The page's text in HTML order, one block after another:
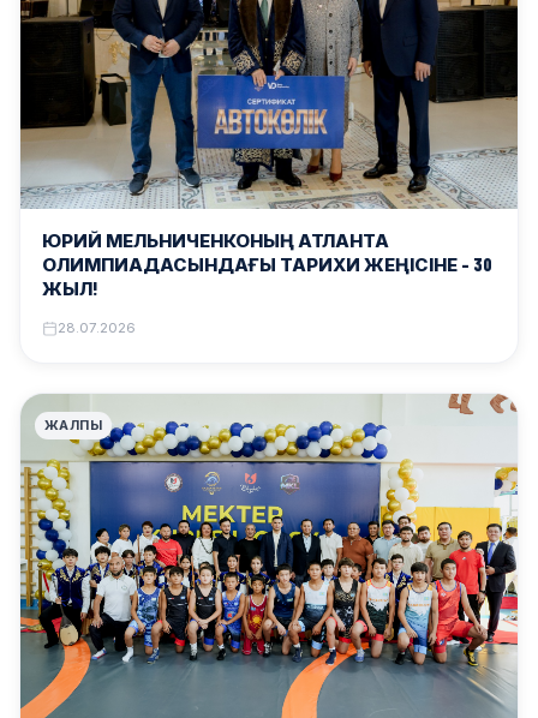
ЮРИЙ МЕЛЬНИЧЕНКОНЫҢ АТЛАНТА
ОЛИМПИАДАСЫНДАҒЫ ТАРИХИ ЖЕҢІСІНЕ – 30
ЖЫЛ!
28.07.2026
ЖАЛПЫ